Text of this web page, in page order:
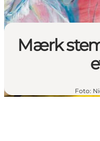
Mærk
Foto: